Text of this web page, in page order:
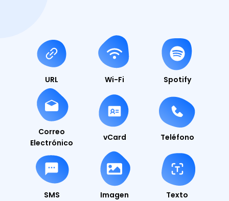
URL Wi-Fi Spotify
Correo
Electrónico
vCard Teléfono
SMS Imagen Texto